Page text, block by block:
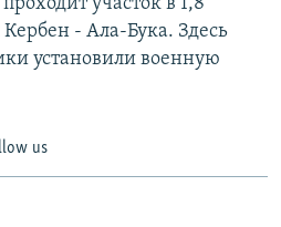
участок в 1,8
- Ала-Бука. Здесь
установили военную
us